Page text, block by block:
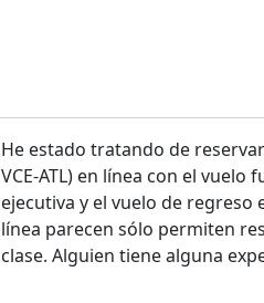
He estado tratando de
VCE-ATL) en línea con el vuelo
ejecutiva y el vuelo de
línea parecen sólo permiten
clase. Alguien tiene alguna